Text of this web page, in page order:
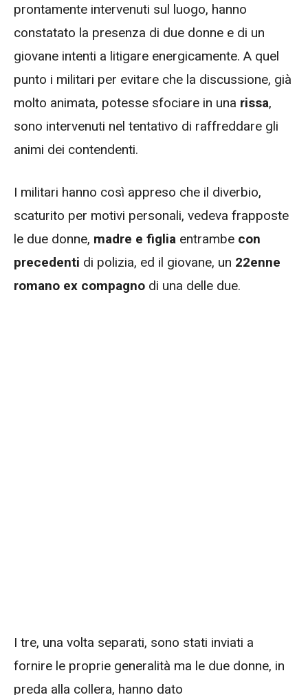
prontamente intervenuti sul luogo, hanno
constatato la presenza di due donne e di un
giovane intenti a litigare energicamente. A quel
punto i militari per evitare che la discussione, già
molto animata, potesse sfociare in una rissa,
sono intervenuti nel tentativo di raffreddare gli
animi dei contendenti.
I militari hanno così appreso che il diverbio,
scaturito per motivi personali, vedeva frapposte
le due donne, madre e figlia entrambe con
precedenti di polizia, ed il giovane, un 22enne
romano ex compagno di una delle due.
I tre, una volta separati, sono stati inviati a
fornire le proprie generalità ma le due donne, in
preda alla collera, hanno dato